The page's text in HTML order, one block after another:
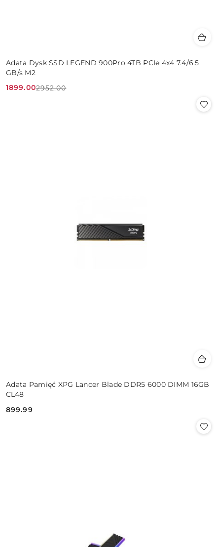
Adata Dysk SSD LEGEND 900Pro 4TB PCIe 4x4 7.4/6.5
GB/s M2
Cena
1899.00
Cena
2952.00
Adata Pamięć XPG Lancer Blade DDR5 6000 DIMM 16GB
CL48
Cena:
899.99